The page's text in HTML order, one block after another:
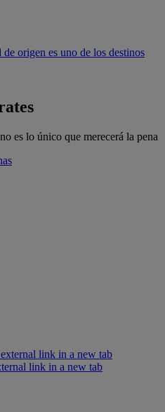
origen es uno de los destinos
es lo único que merecerá la pena
link in a new tab
link in a new tab